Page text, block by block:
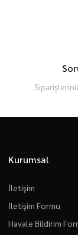
Kurumsal
İletişim
İletişim Formu
Havale Bildirim